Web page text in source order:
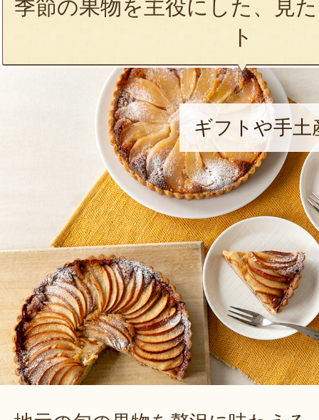
季節の果物を主役にした、見
ト
ギフトや手